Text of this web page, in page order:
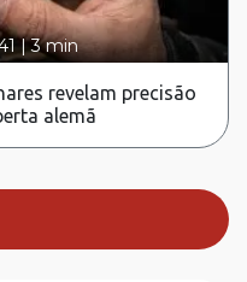
|3 min
revelam precisão
alemã